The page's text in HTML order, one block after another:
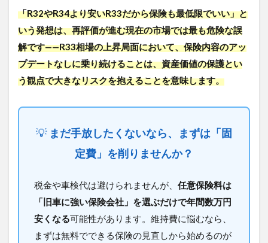
れ
る」
とい
う事
3.2
車専
定に
出す
べき
理由
4
「R32やR34より安いR33だから保険も最低限でいい」と
いう発想は、再評価が進む現在の市場では最も危険な誤
解です——R33相場の上昇局面において、保険内容のアッ
プデートなしに乗り続けることは、資産価値の保護とい
う観点で大きなリスクを抱えることを意味します。
💡まだ手放したくないなら、まずは「固
定費」を削りませんか？
税金や車検代は避けられませんが、 任意保険料は
「旧車に強い保険会社」を選ぶだけで年間数万円
安くなる可能性があります。維持費に悩むなら、
まずは無料でできる保険の見直しから始めるのが